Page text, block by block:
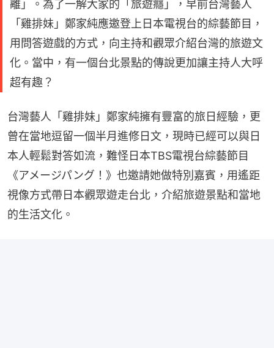
離」。為了一解大家的「旅遊癮」，早前台灣藝人
「雞排妹」鄭家純應邀登上日本電視台的綜藝節目，
用問答遊戲的方式，向主持和觀眾介紹台灣的旅遊文
化。當中，有一個台北景點的傳說更加讓主持人大呼
超有趣？
台灣藝人「雞排妹」鄭家純擁有豐富的旅日經驗，更
曾在當地逗留一個半月進修日文，現時已經可以與日
本人輕鬆對答如流，難怪日本TBS電視台綜藝節目
《アメージパング！》也邀請她做特別嘉賓，用遙距
視像方式帶日本觀眾遊走台北，介紹旅遊景點和當地
的生活文化。